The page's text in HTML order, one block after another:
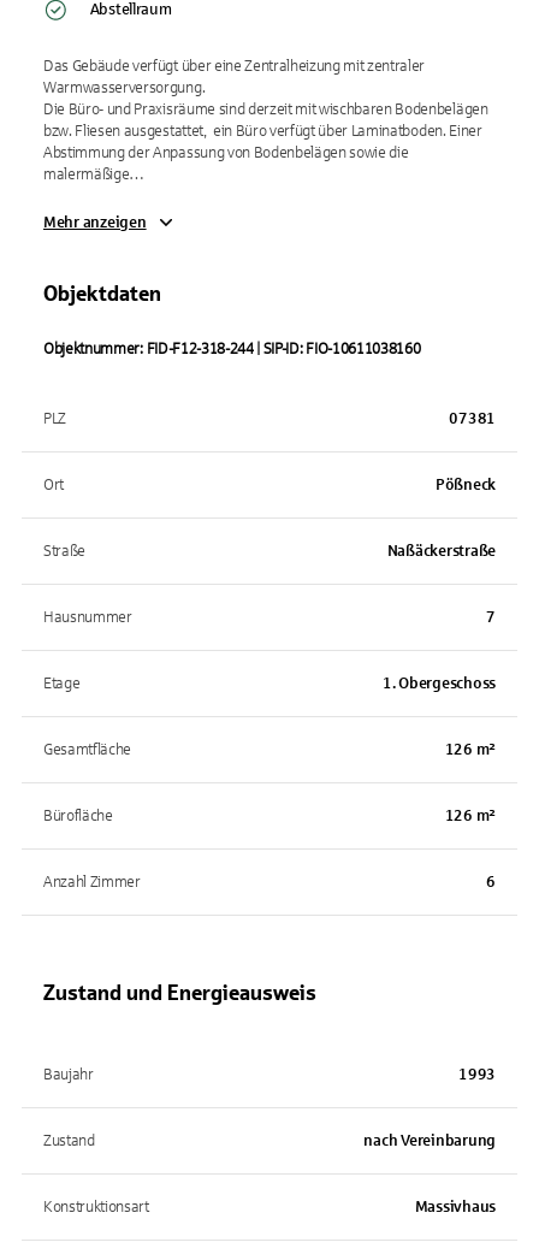
Abstellraum
Das Gebäude verfügt über eine Zentralheizung mit zentraler
Warmwasserversorgung.
Die Büro- und Praxisräume sind derzeit mit wischbaren Bodenbelägen
bzw. Fliesen ausgestattet,  ein Büro verfügt über Laminatboden. Einer
Abstimmung der Anpassung von Bodenbelägen sowie die
malermäßige…
Mehr anzeigen
Objektdaten
Objektnummer: FID-F12-318-244 | SIP-ID: FIO-10611038160
PLZ 07381
Ort Pößneck
Straße Naßäckerstraße
Hausnummer 7
Etage 1. Obergeschoss
Gesamtfläche 126 m²
Bürofläche 126 m²
Anzahl Zimmer 6
Zustand und Energieausweis
Baujahr 1993
Zustand nach Vereinbarung
Konstruktionsart Massivhaus